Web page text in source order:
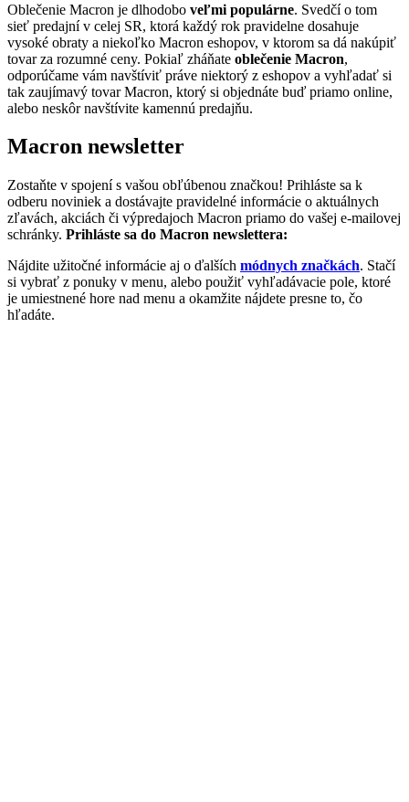
Oblečenie Macron je dlhodobo veľmi populárne. Svedčí o tom
sieť predajní v celej SR, ktorá každý rok pravidelne dosahuje
vysoké obraty a niekoľko Macron eshopov, v ktorom sa dá nakúpiť
tovar za rozumné ceny. Pokiaľ zháňate oblečenie Macron,
odporúčame vám navštíviť práve niektorý z eshopov a vyhľadať si
tak zaujímavý tovar Macron, ktorý si objednáte buď priamo online,
alebo neskôr navštívite kamennú predajňu.
Macron newsletter
Zostaňte v spojení s vašou obľúbenou značkou! Prihláste sa k
odberu noviniek a dostávajte pravidelné informácie o aktuálnych
zľavách, akciách či výpredajoch Macron priamo do vašej e-mailovej
schránky. Prihláste sa do Macron newslettera:
Nájdite užitočné informácie aj o ďalších módnych značkách. Stačí
si vybrať z ponuky v menu, alebo použiť vyhľadávacie pole, ktoré
je umiestnené hore nad menu a okamžite nájdete presne to, čo
hľadáte.